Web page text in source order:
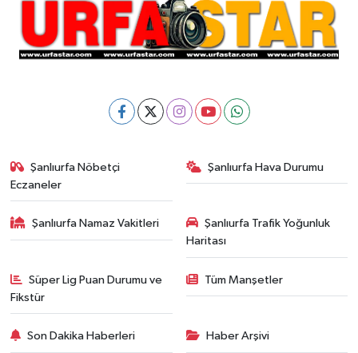
Şanlıurfa Nöbetçi
Eczaneler
Şanlıurfa Hava Durumu
Şanlıurfa Namaz Vakitleri
Şanlıurfa Trafik Yoğunluk
Haritası
Süper Lig Puan Durumu ve
Fikstür
Tüm Manşetler
Son Dakika Haberleri Haber Arşivi